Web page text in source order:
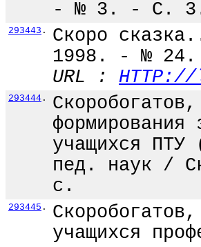
- № 3. - С.
293443 .
Скоро
1998. - №
URL :
293444 .
формирования
учащихся
пед. наук /
с.
293445 .
учащихся